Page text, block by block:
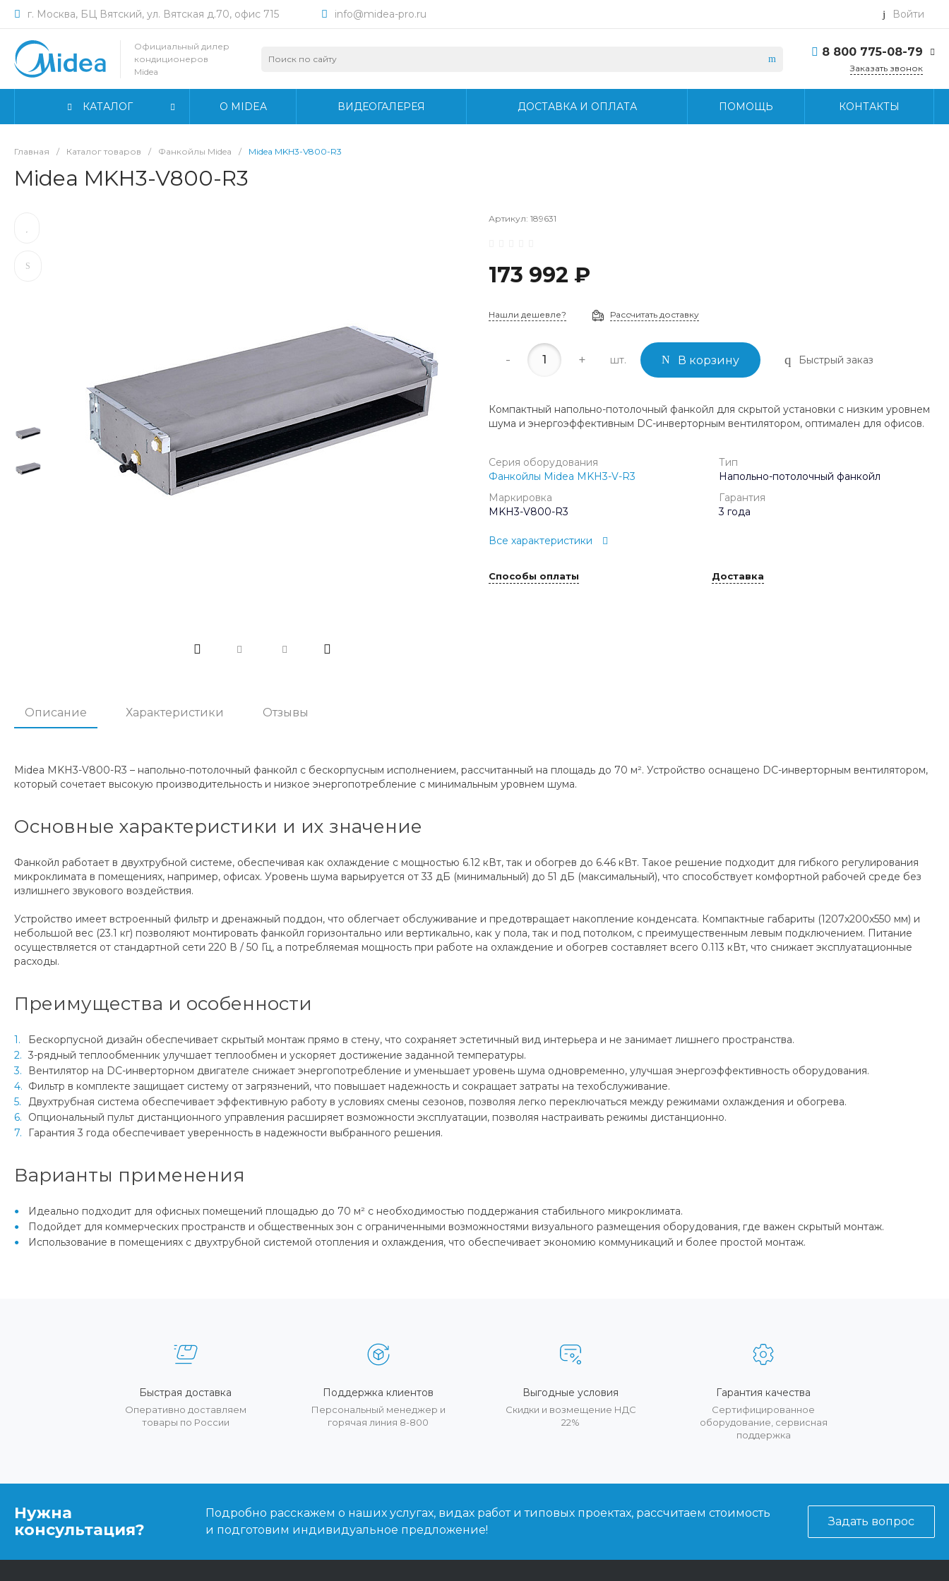
г. Москва, БЦ Вятский, ул. Вятская д.70, офис 715 info@midea-pro.ru Войти
Официальный дилер
кондиционеров
Midea
8 800 775-08-79
г. Москва, БЦ Вятский,
Заказать звонок
КАТАЛОГ О MIDEA ВИДЕОГАЛЕРЕЯ ДОСТАВКА И ОПЛАТА ПОМОЩЬ КОНТАКТЫ
Главная / Каталог товаров / Фанкойлы Midea / Midea MKH3-V800-R3
Midea MKH3-V800-R3
Артикул: 189631
173 992 ₽
Нашли дешевле? Рассчитать доставку
- + шт. В корзину Быстрый заказ
Компактный напольно-потолочный фанкойл для скрытой установки с низким уровнем
шума и энергоэффективным DC-инверторным вентилятором, оптимален для офисов.
Серия оборудования
Фанкойлы Midea MKH3-V-R3
Тип
Напольно-потолочный фанкойл
Маркировка
MKH3-V800-R3
Гарантия
3 года
Все характеристики
Способы оплаты Доставка
Описание Характеристики Отзывы
Midea MKH3-V800-R3 – напольно-потолочный фанкойл с бескорпусным исполнением, рассчитанный на площадь до 70 м². Устройство оснащено DC-инверторным вентилятором,
который сочетает высокую производительность и низкое энергопотребление с минимальным уровнем шума.
Основные характеристики и их значение
Фанкойл работает в двухтрубной системе, обеспечивая как охлаждение с мощностью 6.12 кВт, так и обогрев до 6.46 кВт. Такое решение подходит для гибкого регулирования
микроклимата в помещениях, например, офисах. Уровень шума варьируется от 33 дБ (минимальный) до 51 дБ (максимальный), что способствует комфортной рабочей среде без
излишнего звукового воздействия.
Устройство имеет встроенный фильтр и дренажный поддон, что облегчает обслуживание и предотвращает накопление конденсата. Компактные габариты (1207x200x550 мм) и
небольшой вес (23.1 кг) позволяют монтировать фанкойл горизонтально или вертикально, как у пола, так и под потолком, с преимущественным левым подключением. Питание
осуществляется от стандартной сети 220 В / 50 Гц, а потребляемая мощность при работе на охлаждение и обогрев составляет всего 0.113 кВт, что снижает эксплуатационные
расходы.
Преимущества и особенности
Бескорпусной дизайн обеспечивает скрытый монтаж прямо в стену, что сохраняет эстетичный вид интерьера и не занимает лишнего пространства.
3-рядный теплообменник улучшает теплообмен и ускоряет достижение заданной температуры.
Вентилятор на DC-инверторном двигателе снижает энергопотребление и уменьшает уровень шума одновременно, улучшая энергоэффективность оборудования.
Фильтр в комплекте защищает систему от загрязнений, что повышает надежность и сокращает затраты на техобслуживание.
Двухтрубная система обеспечивает эффективную работу в условиях смены сезонов, позволяя легко переключаться между режимами охлаждения и обогрева.
Опциональный пульт дистанционного управления расширяет возможности эксплуатации, позволяя настраивать режимы дистанционно.
Гарантия 3 года обеспечивает уверенность в надежности выбранного решения.
Варианты применения
Идеально подходит для офисных помещений площадью до 70 м² с необходимостью поддержания стабильного микроклимата.
Подойдет для коммерческих пространств и общественных зон с ограниченными возможностями визуального размещения оборудования, где важен скрытый монтаж.
Использование в помещениях с двухтрубной системой отопления и охлаждения, что обеспечивает экономию коммуникаций и более простой монтаж.
Быстрая доставка
Оперативно доставляем
товары по России
Поддержка клиентов
Персональный менеджер и
горячая линия 8-800
Выгодные условия
Скидки и возмещение НДС
22%
Гарантия качества
Сертифицированное
оборудование, сервисная
поддержка
Нужна
консультация?
Подробно расскажем о наших услугах, видах работ и типовых проектах, рассчитаем стоимость
и подготовим индивидуальное предложение!
Задать вопрос